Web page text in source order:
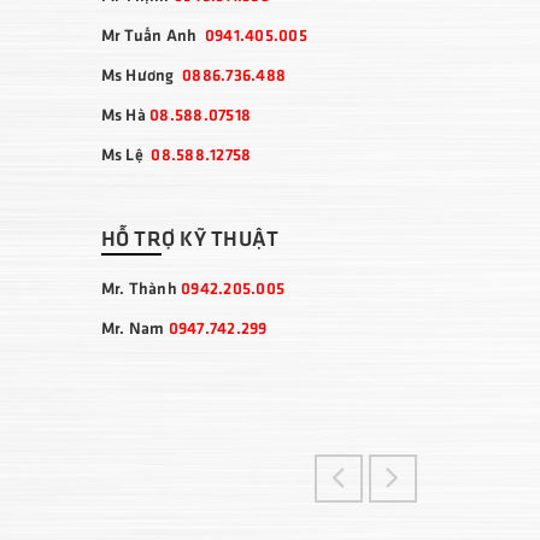
Mr Tuấn Anh 0941.405.005
Ms Hương 0886.736.488
Ms Hà 08.588.07518
Ms Lệ08.588.12758
HỖ TRỢ KỸ THUẬT
Mr. Thành 0942.205.005
Mr. Nam 0947.742.299